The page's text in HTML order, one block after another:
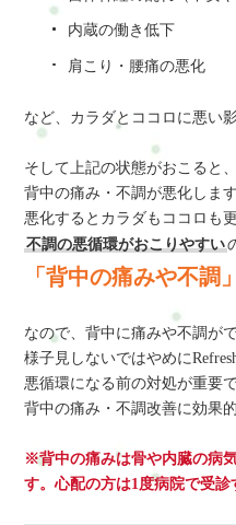
内蔵の働き低下
肩こり・腰痛の悪化
など、カラダとココロに悪い
そして上記の状態がおこると、
背中の痛み・不調が悪化します
悪化するとカラダもココロも
不調の悪循環がおこりやすい
「背中の痛みや不調
なので、背中に痛みや不調がで
様子見しないではやめに
悪循環になる前の対処が重要で
背中の痛み・不調改善に効果
※背中の痛みは骨や内臓の病
す。心配の方は1度病院で受診